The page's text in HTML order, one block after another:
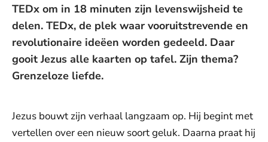
TEDx om in 18 minuten zijn levenswijsheid te
delen. TEDx, de plek waar vooruitstrevende en
revolutionaire ideëen worden gedeeld. Daar
gooit Jezus alle kaarten op tafel. Zijn thema?
Grenzeloze liefde.
Jezus bouwt zijn verhaal langzaam op. Hij begint met
vertellen over een nieuw soort geluk. Daarna praat hij